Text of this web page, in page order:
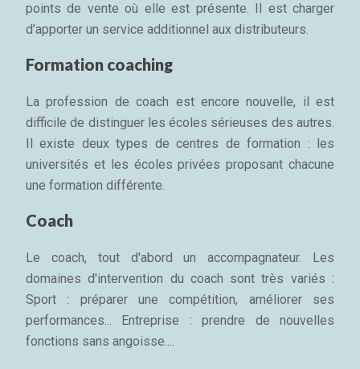
points de vente où elle est présente. Il est charger
d’apporter un service additionnel aux distributeurs.
Formation coaching
La profession de coach est encore nouvelle, il est
difficile de distinguer les écoles sérieuses des autres.
Il existe deux types de centres de formation : les
universités et les écoles privées proposant chacune
une formation différente.
Coach
Le coach, tout d'abord un accompagnateur. Les
domaines d'intervention du coach sont très variés :
Sport : préparer une compétition, améliorer ses
performances... Entreprise : prendre de nouvelles
fonctions sans angoisse....